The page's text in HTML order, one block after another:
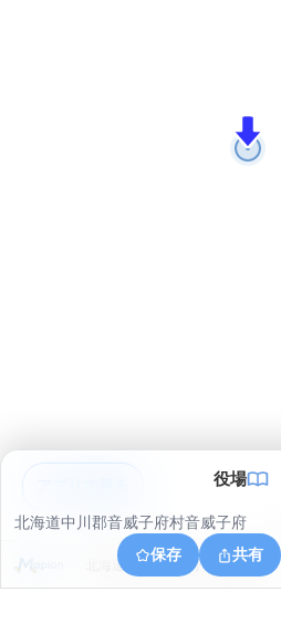
役場
北海道中川郡音威子府村音威子府
保存
共有
北海道中川郡音威子府村物満内